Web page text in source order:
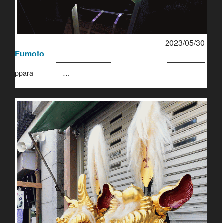
2023/05/30
Fumoto
ppara …